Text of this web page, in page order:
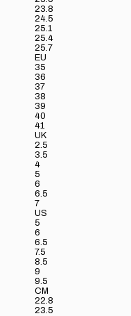
23.8
24.5
25.1
25.4
25.7
EU
35
36
37
38
39
40
41
UK
2.5
3.5
4
5
6
6.5
7
US
5
6
6.5
7.5
8.5
9
9.5
CM
22.8
23.5